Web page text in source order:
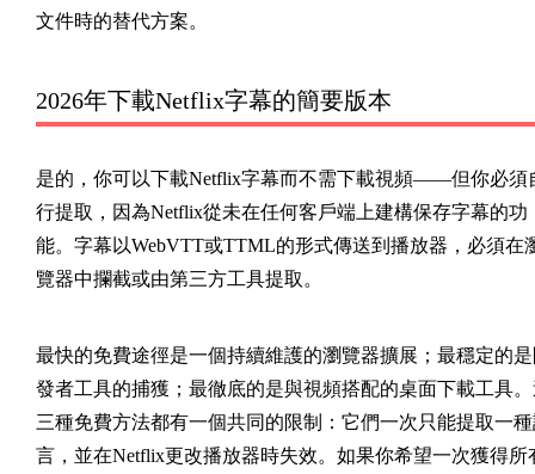
文件時的替代方案。
2026年下載Netflix字幕的簡要版本
是的，你可以下載Netflix字幕而不需下載視頻——但你必須
行提取，因為Netflix從未在任何客戶端上建構保存字幕的功
能。字幕以WebVTT或TTML的形式傳送到播放器，必須在
覽器中攔截或由第三方工具提取。
最快的免費途徑是一個持續維護的瀏覽器擴展；最穩定的
發者工具的捕獲；最徹底的是與視頻搭配的桌面下載工具
三種免費方法都有一個共同的限制：它們一次只能提取一
言，並在Netflix更改播放器時失效。如果你希望一次獲得所